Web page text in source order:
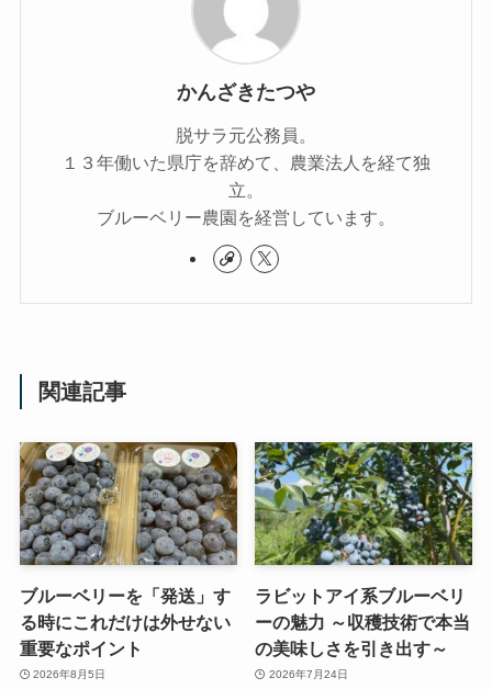
かんざきたつや
脱サラ元公務員。
１３年働いた県庁を辞めて、農業法人を経て独
立。
ブルーベリー農園を経営しています。
関連記事
ブルーベリーを「発送」す
る時にこれだけは外せない
重要なポイント
2026年8月5日
ラビットアイ系ブルーベリ
ーの魅力 ～収穫技術で本当
の美味しさを引き出す～
2026年7月24日